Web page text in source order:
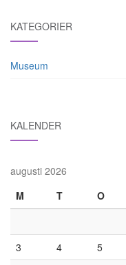
KATEGORIER
Museum
KALENDER
augusti 2026
M
T O
3
4 5